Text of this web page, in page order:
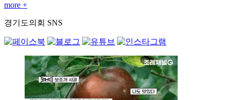
more +
경기도의회 SNS